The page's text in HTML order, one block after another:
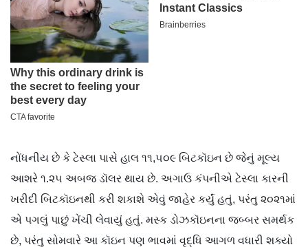
નોંધનીય છે કે ટેસ્લા પાસે હાલ ૧૧,૫૦૯ બિટકૉઇન છે જેનું મૂલ્ય
આશરે ૧.૨૫ અબજ ડૉલર થાય છે. અગાઉ કંપનીએ ટેસ્લા કારની
ખરીદી બિટકૉઇનથી કરી શકાશે એવું જાહેર કર્યું હતું, પરંતુ ૨૦૨૧માં
એ પગલું પાછું ખેંચી લેવાયું હતું. મસ્ક ડોઝકૉઇનના જબ્બર સમર્થક
છે, પરંતુ સોમવારે આ કૉઇન પણ ભાવમાં વૃદ્ધિ આગળ વધારી શક્યો